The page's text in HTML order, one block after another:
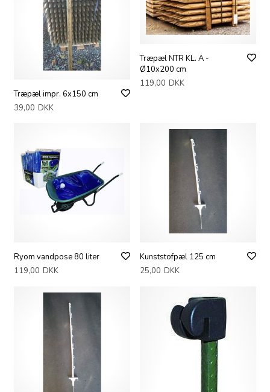
Træpæl impr. 6x150 cm
39,00 DKK
Træpæl NTR KL. A -
Ø10x200 cm
119,00 DKK
Ryom vandpose 80 liter
119,00 DKK
Kunststofpæl 125 cm
25,00 DKK